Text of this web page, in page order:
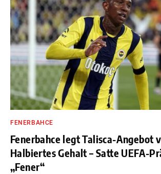
FENERBAHCE
Fenerbahce legt Talisca-Angebot
Halbiertes Gehalt – Satte UEFA-
„Fener“